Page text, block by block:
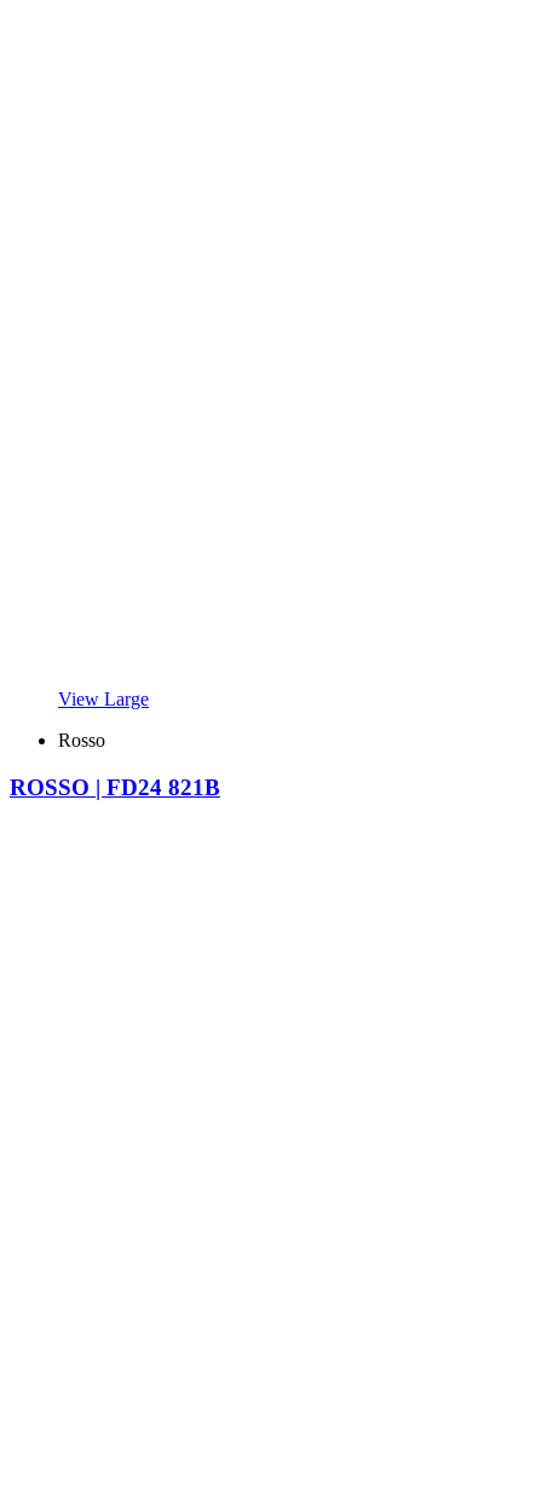
View Large
Rosso
ROSSO | FD24 821B